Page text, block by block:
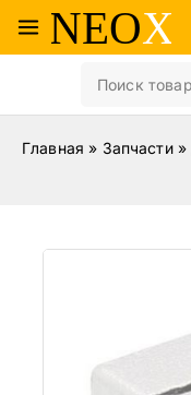
Главная » Запчасти»